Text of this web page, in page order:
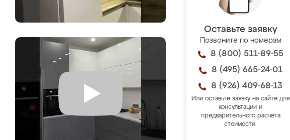
Оставьте заявку
Позвоните по номерам
8 (800) 511-89-55
8 (495) 665-24-01
8 (926) 409-68-13
Или оставьте заявку на сайте для
консультации и
предварительного расчёта
стоимости.